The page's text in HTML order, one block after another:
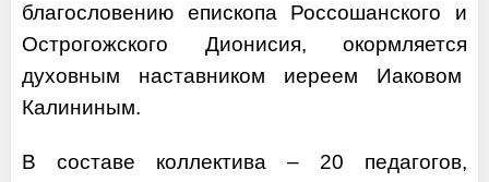
благословению епископа Россошанского и
Острогожского Дионисия, окормляется
духовным наставником иереем Иаковом
Калининым.
В составе коллектива – 20 педагогов,